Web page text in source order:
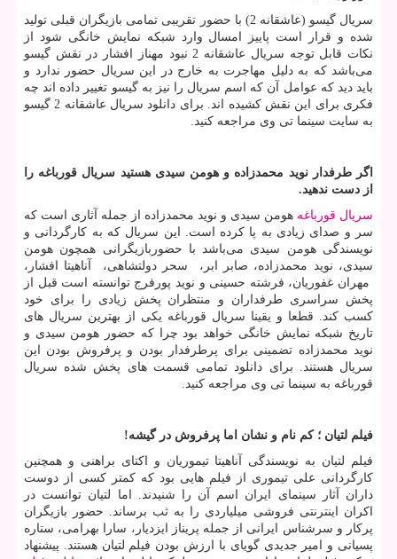
سریال گیسو (عاشقانه 2) با حضور تقریبی تمامی بازیگران قبلی تولید
شده و قرار است پاییز امسال وارد شبکه نمایش خانگی شود از
نکات قابل توجه سریال عاشقانه 2 نبود مهناز افشار در نقش گیسو
می‌باشد که به دلیل مهاجرت به خارج در این سریال حضور ندارد و
باید دید که عوامل آن که اسم سریال را نیز به گیسو تغییر داده اند چه
فکری برای این نقش کشیده اند. برای دانلود سریال عاشقانه 2 گیسو
به سایت سینما تی وی مراجعه کنید.
اگر طرفدار نوید محمدزاده و هومن سیدی هستید سریال قورباغه را
از دست ندهید.
سریال قورباغه هومن سیدی و نوید محمدزاده از جمله آثاری است که
سر و صدای زیادی به پا کرده است. این سریال که به کارگردانی و
نویسندگی هومن سیدی می‎‌باشد با حضوربازیگرانی همچون هومن
سیدی، نوید محمدزاده، صابر ابر، سحر دولتشاهی، آناهیتا افشار،
مهران غفوریان، فرشته حسینی و نوید پورفرج توانسته است قبل از
پخش سراسری طرفداران و منتظران پخش زیادی را برای خود
کسب کند. قطعا و یقینا سریال قورباغه یکی از بهترین سریال های
تاریخ شبکه نمایش خانگی خواهد بود چرا که حضور هومن سیدی و
نوید محمدزاده تضمینی برای پرطرفدار بودن و پرفروش بودن این
سریال هستند. برای دانلود تمامی قسمت های پخش شده سریال
قورباغه به سینما تی وی مراجعه کنید.
فیلم لتیان ؛ کم نام و نشان اما پرفروش در گیشه!
فیلم لتیان به نویسندگی آناهیتا تیموریان و اکتای براهنی و همچنین
کارگردانی علی تیموری از فیلم هایی بود که کمتر کسی از دوست
داران آثار سینمای ایران اسم آن را شنیدند. اما لتیان توانست در
اکران اینترنتی فروشی میلیاردی را به ثب برساند. حضور بازیگران
پرکار و سرشناس ایرانی از جمله پریناز ایزدیار، سارا بهرامی، ستاره
پسیانی و امیر جدیدی گویای با ارزش بودن فیلم لتیان هستند. پیشنهاد